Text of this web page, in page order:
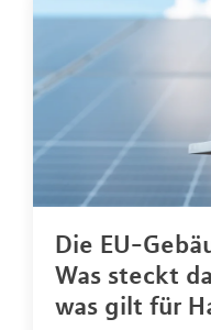
Die EU-
Was steckt
was gilt für